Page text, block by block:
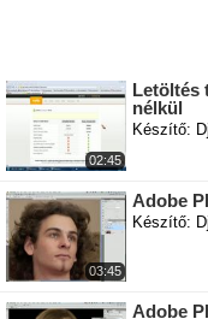
02:45
Letöltés
nélkül
Készítő:
03:45
Adobe
Készítő:
Adobe